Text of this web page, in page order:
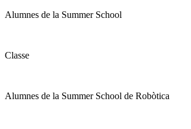
Alumnes de la Summer School
Classe
Alumnes de la Summer School de Robòtica